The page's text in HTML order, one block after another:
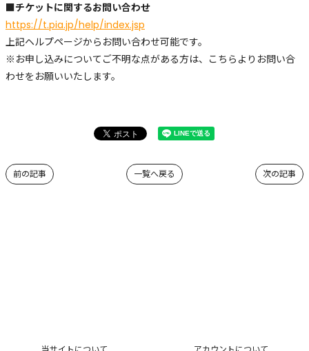
■チケットに関するお問い合わせ
https://t.pia.jp/help/index.jsp
上記ヘルプページからお問い合わせ可能です。
※お申し込みについてご不明な点がある方は、こちらよりお問い合
わせをお願いいたします。
次の記事
一覧へ戻る
前の記事